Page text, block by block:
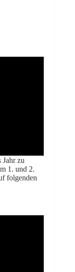
Jahr zu
1. und 2.
folgenden